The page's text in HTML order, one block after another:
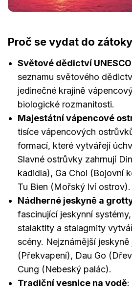
Proč se vydat do
Světové dědictví UNESCO
seznamu světového
jedinečné krajině
biologické rozmanitosti.
Majestátní vápencové
tisíce vápencových
formací, které vytvářejí
Slavné ostrůvky zahrnují
kadidla), Ga Choi (Bojovní
Tu Bien (Mořský lví ostrov).
Nádherné jeskyně a
fascinující jeskynní
stalaktity a stalagmity
scény. Nejznámější jeskyně
(Překvapení), Dau Go
Cung (Nebeský palác).
Tradiční vesnice na vodě: